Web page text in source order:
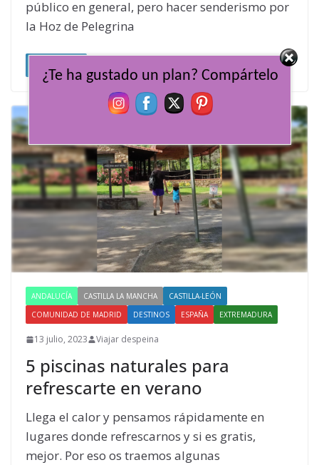
público en general, pero hacer senderismo por
la Hoz de Pelegrina
Leer más
ANDALUCÍA CASTILLA LA MANCHA
CASTILLA-LEÓN
COMUNIDAD DE MADRID
DESTINOS ESPAÑA EXTREMADURA
13 julio, 2023 Viajar despeina
5 piscinas naturales para
refrescarte en verano
Llega el calor y pensamos rápidamente en
lugares donde refrescarnos y si es gratis,
mejor. Por eso os traemos algunas
¿Te ha gustado un plan? Compártelo